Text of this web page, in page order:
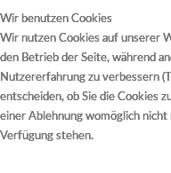
Wir benutzen Cookies
Wir nutzen Cookies auf unserer
den Betrieb der Seite, während
Nutzererfahrung zu verbessern
entscheiden, ob Sie die Cookies
einer Ablehnung womöglich
Verfügung stehen.
Wir benutzen Cookies
Wir nutzen Cookies auf unserer
den Betrieb der Seite, während
Nutzererfahrung zu verbessern
entscheiden, ob Sie die Cookies
einer Ablehnung womöglich
Verfügung stehen.
Wir benutzen Cookies
Wir nutzen Cookies auf unserer
den Betrieb der Seite, während
Nutzererfahrung zu verbessern
entscheiden, ob Sie die Cookies
einer Ablehnung womöglich
Verfügung stehen.